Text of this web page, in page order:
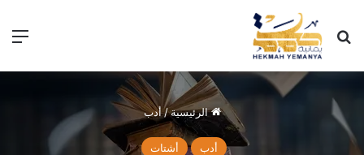
الرئيسية/أدب
أدب أشتات